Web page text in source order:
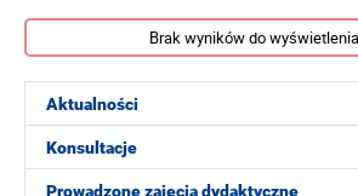
Aktualności
Konsultacje
Prowadzone zajęcia dydaktyczne
Brak wyników do